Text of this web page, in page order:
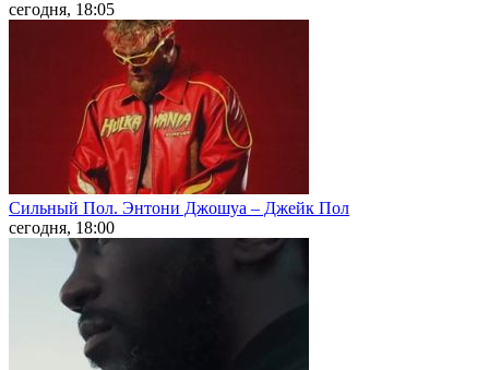
сегодня, 18:05
Сильный Пол. Энтони Джошуа – Джейк Пол
сегодня, 18:00